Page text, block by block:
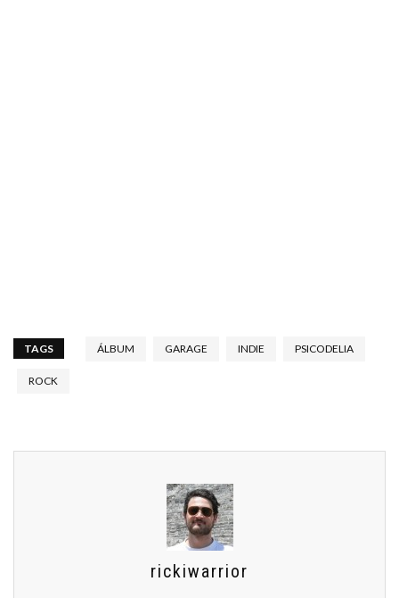
TAGS ÁLBUM GARAGE INDIE PSICODELIA
ROCK
rickiwarrior